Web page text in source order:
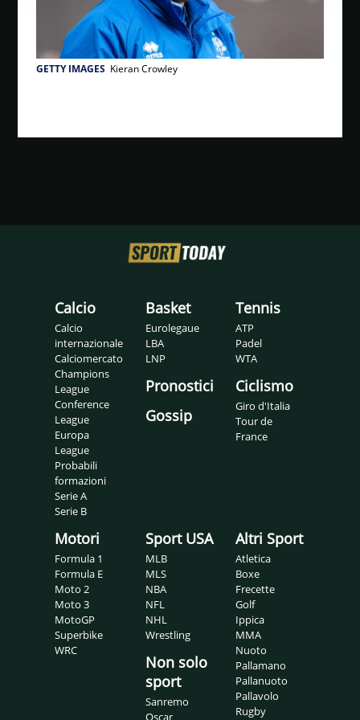
GETTY IMAGES Kieran Crowley
Calcio
Calcio
internazionale
Calciomercato
Champions
League
Conference
League
Europa
League
Probabili
formazioni
Serie A
Serie B
Basket
Eurolegaue
LBA
LNP
Pronostici
Gossip
Tennis
ATP
Padel
WTA
Ciclismo
Giro d'Italia
Tour de
France
Motori
Formula 1
Formula E
Moto 2
Moto 3
MotoGP
Superbike
WRC
Sport USA
MLB
MLS
NBA
NFL
NHL
Wrestling
Non solo
sport
Sanremo
Oscar
Altri Sport
Atletica
Boxe
Frecette
Golf
Ippica
MMA
Nuoto
Pallamano
Pallanuoto
Pallavolo
Rugby